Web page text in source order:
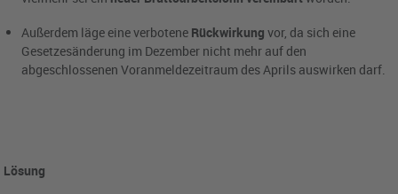
Außerdem läge eine verbotene Rückwirkung vor, da sich eine
Gesetzesänderung im Dezember nicht mehr auf den
abgeschlossenen Voranmeldezeitraum des Aprils auswirken darf.
Lösung